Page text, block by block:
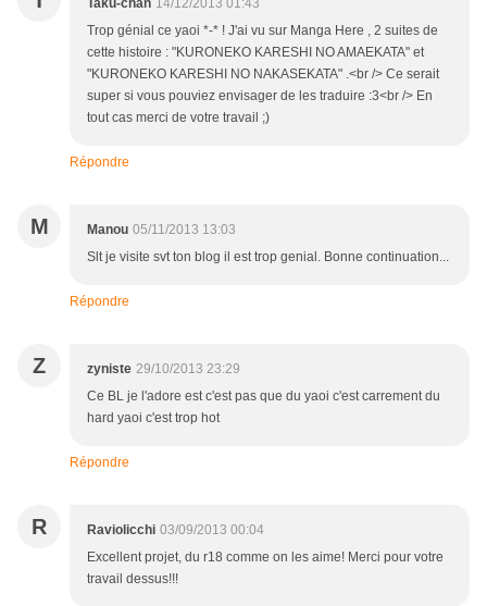
Taku-chan 14/12/2013 01:43
Trop génial ce yaoi *-* ! J'ai vu sur Manga Here , 2 suites de
cette histoire : "KURONEKO KARESHI NO AMAEKATA" et
"KURONEKO KARESHI NO NAKASEKATA" .<br /> Ce serait
super si vous pouviez envisager de les traduire :3<br /> En
tout cas merci de votre travail ;)
Répondre
M Manou 05/11/2013 13:03
Slt je visite svt ton blog il est trop genial. Bonne continuation...
Répondre
Z zyniste 29/10/2013 23:29
Ce BL je l'adore est c'est pas que du yaoi c'est carrement du
hard yaoi c'est trop hot
Répondre
R Raviolicchi 03/09/2013 00:04
Excellent projet, du r18 comme on les aime! Merci pour votre
travail dessus!!!